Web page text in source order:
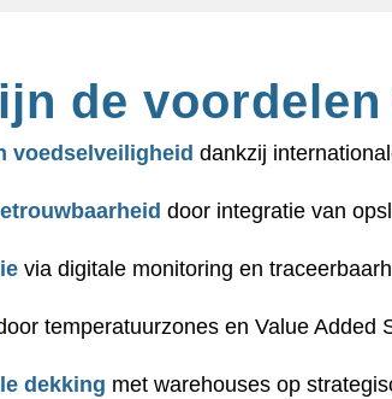
de
voedselveiligheid dankzij
door integratie van
via digitale monitoring en
temperatuurzones en Value Added
dekking met warehouses op